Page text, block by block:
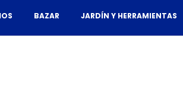
BAZAR JARDÍN Y HERRAMIENTAS